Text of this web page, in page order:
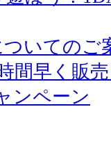
いてのご
ず、1
ンペーン